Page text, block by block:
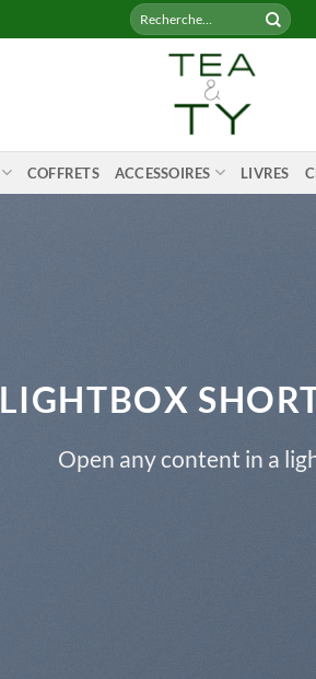
Recherche
pour :
COFFRETS ACCESSOIRES LIVRES
LIGHTBOX
Open any content in a